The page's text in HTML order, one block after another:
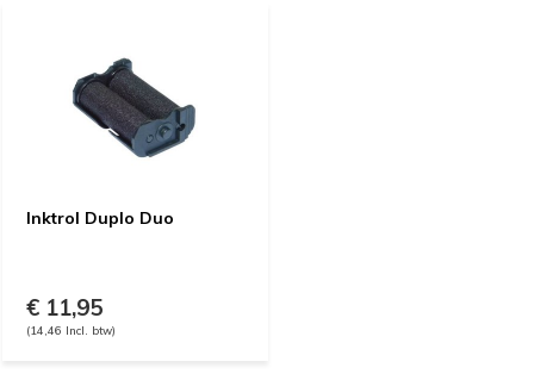
Inktrol Duplo Duo
€ 11,95
(14,46 Incl. btw)